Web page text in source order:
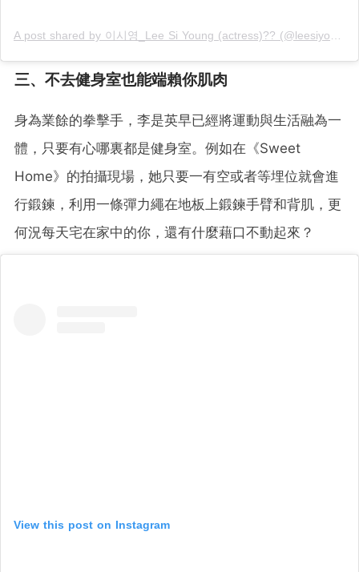
三、不去健身室也能端賴你肌肉
身為業餘的拳擊手，李是英早已經將運動與生活融為一
體，只要有心哪裏都是健身室。例如在《Sweet
Home》的拍攝現場，她只要一有空或者等埋位就會進
行鍛鍊，利用一條彈力繩在地板上鍛鍊手臂和背肌，更
何況每天宅在家中的你，還有什麼藉口不動起來？
View this post on Instagram